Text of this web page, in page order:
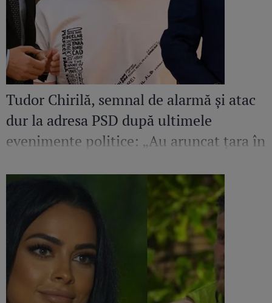
Tudor Chirilă, semnal de alarmă și atac
dur la adresa PSD după ultimele
evenimente politice: „Au aruncat țara în